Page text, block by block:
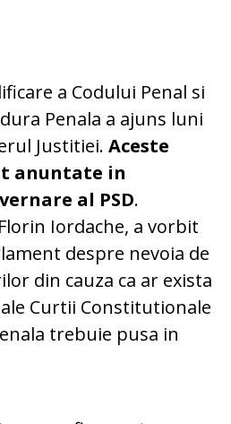
a Codului Penal si
Penala a ajuns luni
Justitiei. Aceste
anuntate in
al PSD.
Iordache, a vorbit
despre nevoia de
din cauza ca ar exista
Curtii Constitutionale
trebuie pusa in